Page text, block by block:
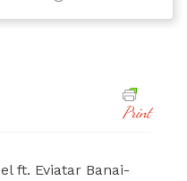
Print
ft. Eviatar Banai-